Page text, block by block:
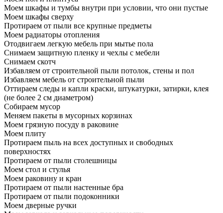
Моем шкафы и тумбы внутри при условии, что они пустые
Моем шкафы сверху
Протираем от пыли все крупные предметы
Моем радиаторы отопления
Отодвигаем легкую мебель при мытье пола
Снимаем защитную пленку и чехлы с мебели
Снимаем скотч
Избавляем от строительной пыли потолок, стены и пол
Избавляем мебель от строительной пыли
Оттираем следы и капли краски, штукатурки, затирки, клея
(не более 2 см диаметром)
Собираем мусор
Меняем пакеты в мусорных корзинах
Моем грязную посуду в раковине
Моем плиту
Протираем пыль на всех доступных и свободных
поверхностях
Протираем от пыли столешницы
Моем стол и стулья
Моем раковину и кран
Протираем от пыли настенные бра
Протираем от пыли подоконники
Моем дверные ручки